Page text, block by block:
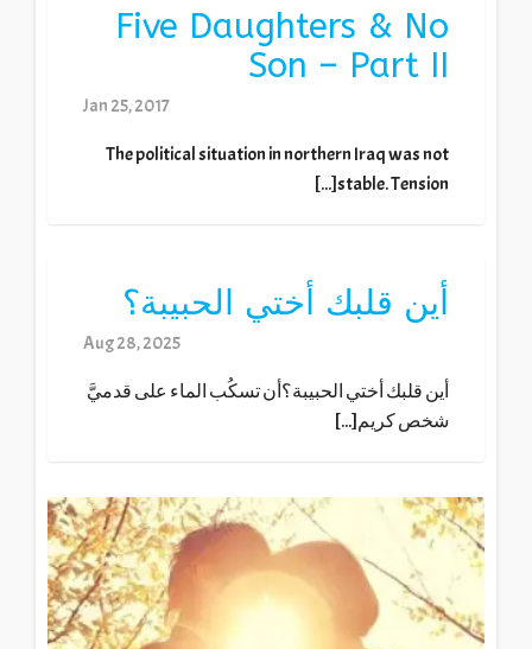
Five Daughters & No
Son – Part II
Jan 25, 2017
The political situation in northern Iraq was not
stable. Tension[...]
أين قلبك أختي الحبيبة؟
Aug 28, 2025
أين قلبك أختي الحبيبة؟أن تسكُب الماء على قدميَّ
شخص كريم[...]